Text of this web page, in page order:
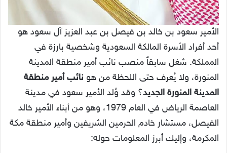
الأمير سعود بن خالد بن فيصل بن عبد العزيز آل سعود هو
أحد أفراد الأسرة المالكة السعودية وشخصية بارزة في
المملكة. شغل سابقاً منصب نائب أمير منطقة المدينة
المنورة، ولا يُعرف حتى اللحظة من هو نائب أمير منطقة
المدينة المنورة الجديد؟ وقد وُلد الأمير سعود في مدينة
العاصمة الرياض في العام 1979، وهو من أبناء الأمير خالد
الفيصل، مستشار خادم الحرمين الشريفين وأمير منطقة مكة
المكرمة، وإليك أبرز المعلومات حوله: